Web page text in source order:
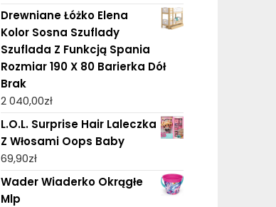
Drewniane Łóżko Elena
Kolor Sosna Szuflady
Szuflada Z Funkcją Spania
Rozmiar 190 X 80 Barierka Dół
Brak
2 040,00zł
L.O.L. Surprise Hair Laleczka
Z Włosami Oops Baby
69,90zł
Wader Wiaderko Okrągłe
Mlp